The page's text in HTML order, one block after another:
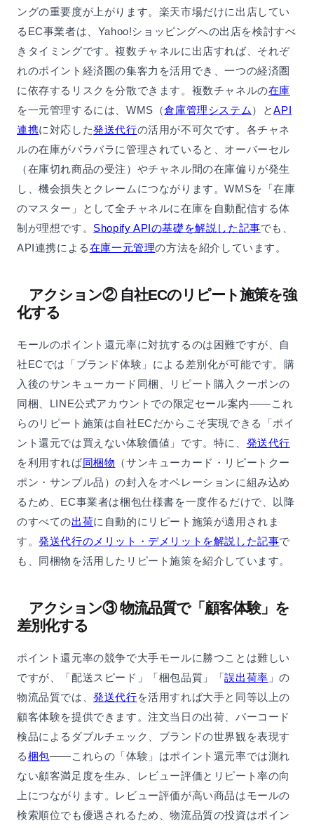
ングの重要度が上がります。楽天市場だけに出店してい
るEC事業者は、Yahoo!ショッピングへの出店を検討すべ
きタイミングです。複数チャネルに出店すれば、それぞ
れのポイント経済圏の集客力を活用でき、一つの経済圏
に依存するリスクを分散できます。複数チャネルの在庫
を一元管理するには、WMS（倉庫管理システム ）とAPI
連携に対応した発送代行の活用が不可欠です。各チャネ
ルの在庫がバラバラに管理されていると、オーバーセル
（在庫切れ商品の受注）やチャネル間の在庫偏りが発生
し、機会損失とクレームにつながります。WMSを「在庫
のマスター」として全チャネルに在庫を自動配信する体
制が理想です。 Shopify APIの基礎を解説した記事でも、
API連携による在庫一元管理の方法を紹介しています。
アクション② 自社ECのリピート施策を強
化する
モールのポイント還元率に対抗するのは困難ですが、自
社ECでは「ブランド体験」による差別化が可能です。購
入後のサンキューカード同梱、リピート購入クーポンの
同梱、LINE公式アカウントでの限定セール案内——これ
らのリピート施策は自社ECだからこそ実現できる「ポイ
ント還元では買えない体験価値」です。特に、 発送代行
を利用すれば同梱物 （サンキューカード・リピートクー
ポン・サンプル品）の封入をオペレーションに組み込め
るため、EC事業者は梱包仕様書を一度作るだけで、以降
のすべての出荷に自動的にリピート施策が適用されま
す。発送代行のメリット・デメリットを解説した記事で
も、同梱物を活用したリピート施策を紹介しています。
アクション③ 物流品質で「顧客体験」を
差別化する
ポイント還元率の競争で大手モールに勝つことは難しい
ですが、「配送スピード」「梱包品質」「誤出荷率 」の
物流品質では、発送代行を活用すれば大手と同等以上の
顧客体験を提供できます。注文当日の出荷、バーコード
検品によるダブルチェック、ブランドの世界観を表現す
る梱包——これらの「体験」はポイント還元率では測れ
ない顧客満足度を生み、レビュー評価とリピート率の向
上につながります。レビュー評価が高い商品はモールの
検索順位でも優遇されるため、物流品質の投資はポイン